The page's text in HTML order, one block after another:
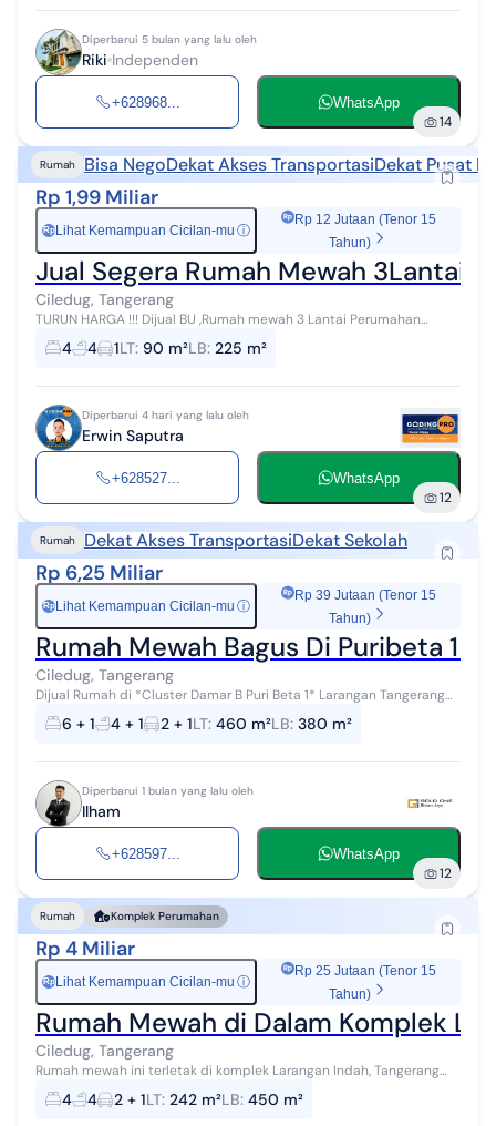
Diperbarui 5 bulan yang lalu oleh
Riki Independen
+628968... WhatsApp
14
Rumah Bisa NegoDekat Akses TransportasiDekat Pusat
Rp 1,99 Miliar
Rp Lihat Kemampuan Cicilan-mu ⓘ
Rp 12 Jutaan (Tenor 15
Tahun)
Jual Segera Rumah Mewah 3Lantai
Ciledug, Tangerang
TURUN HARGA !!! Dijual BU ,Rumah mewah 3 Lantai Perumahan
Mahkota Simprug, Ciledug, Kota Tangerang, Banten Spesifikasi: -
Dimensi : 6 x 15 - Lua...
4 4 1LT: 90 m²LB: 225 m²
Diperbarui 4 hari yang lalu oleh
Erwin Saputra
+628527... WhatsApp
12
Rumah Dekat Akses TransportasiDekat Sekolah
Rp 6,25 Miliar
Rp Lihat Kemampuan Cicilan-mu ⓘ
Rp 39 Jutaan (Tenor 15
Tahun)
Rumah Mewah Bagus Di Puribeta 1
Ciledug, Tangerang
Dijual Rumah di *Cluster Damar B Puri Beta 1* Larangan Tangerang
Lokasi strategis Dekat dengan Busway Puribeta Ciledug spesifikasi:
Full fur...
6 + 1 4 + 1 2 + 1LT: 460 m²LB: 380 m²
Diperbarui 1 bulan yang lalu oleh
Ilham
+628597... WhatsApp
12
Rumah Komplek Perumahan
Rp 4 Miliar
Rp Lihat Kemampuan Cicilan-mu ⓘ
Rp 25 Jutaan (Tenor 15
Tahun)
Rumah Mewah di Dalam Komplek
Ciledug, Tangerang
Rumah mewah ini terletak di komplek Larangan Indah, Tangerang
Kota, memiliki luas tanah 242m2, luas bangunan 450m2, 4 kamar
tidur, 4 kamar mandi, 2...
4 4 2 + 1LT: 242 m²LB: 450 m²